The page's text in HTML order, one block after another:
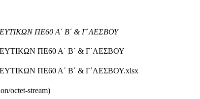
ΠΕ60 Α΄ Β΄ & Γ΄ΛΕΣΒΟΥ
ΠΕ60 Α΄ Β΄ & Γ΄ΛΕΣΒΟΥ
ΠΕ60 Α΄ Β΄ & Γ΄ΛΕΣΒΟΥ.xlsx
octet-stream)